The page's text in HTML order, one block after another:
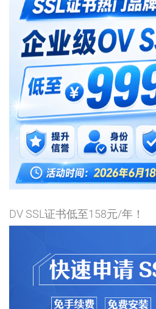
DV SSL证书低至158元/年！